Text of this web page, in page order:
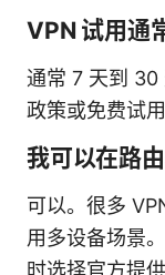
VPN 试用通
通常 7 天到 30
政策或免费试
我可以在路
可以。很多
用多设备场景
时选择官方提